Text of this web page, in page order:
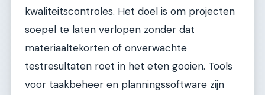
kwaliteitscontroles. Het doel is om projecten
soepel te laten verlopen zonder dat
materiaaltekorten of onverwachte
testresultaten roet in het eten gooien. Tools
voor taakbeheer en planningssoftware zijn